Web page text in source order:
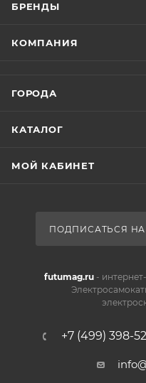
БРЕНДЫ
КОМПАНИЯ
ГОРОДА
КАТАЛОГ
МОЙ КАБИНЕТ
ПОДПИСАТЬСЯ
futumag.ru-
+7 (499) 398-